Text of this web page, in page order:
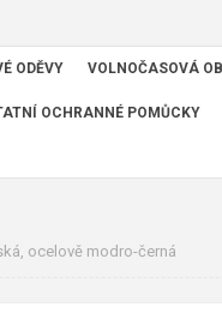
ODĚVY VOLNOČASOVÁ
OCHRANNÉ POMŮCKY
ocelově modro-černá